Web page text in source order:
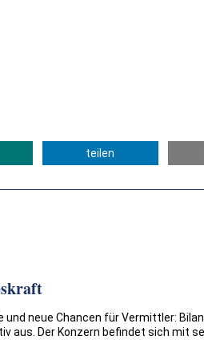
teilen
neue Chancen für Vermittler:
aus. Der Konzern befindet sich mit